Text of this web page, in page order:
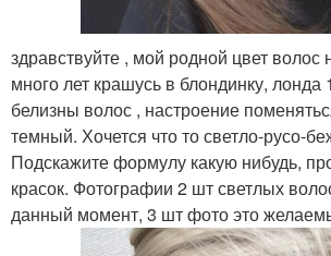
здравствуйте , мой родной цвет волос
много лет крашусь в блондинку, лонда
белизны волос , настроение
темный. Хочется что то светло-русо-
Подскажите формулу какую нибудь,
красок. Фотографии 2 шт светлых
данный момент, 3 шт фото это